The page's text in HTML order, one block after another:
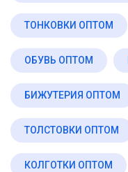
ТОНКОВКИ ОПТОМ
ОБУВЬ ОПТОМ
БИЖУТЕРИЯ ОПТОМ
ТОЛСТОВКИ ОПТОМ
КОЛГОТКИ ОПТОМ